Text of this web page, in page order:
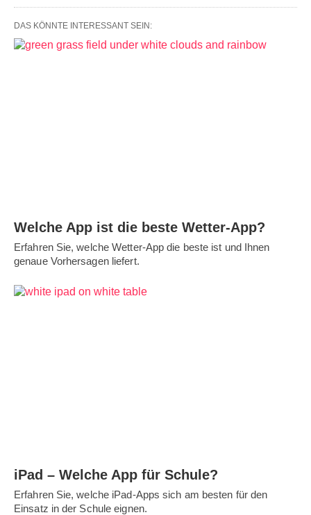
DAS KÖNNTE INTERESSANT SEIN:
Welche App ist die beste Wetter-App?
Erfahren Sie, welche Wetter-App die beste ist und Ihnen
genaue Vorhersagen liefert.
iPad – Welche App für Schule?
Erfahren Sie, welche iPad-Apps sich am besten für den
Einsatz in der Schule eignen.